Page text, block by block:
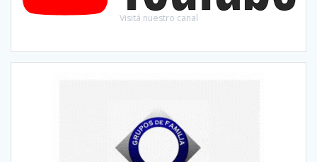
Visitá nuestro canal